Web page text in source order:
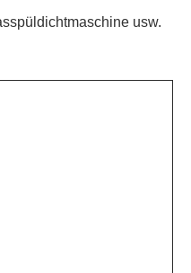
usw.